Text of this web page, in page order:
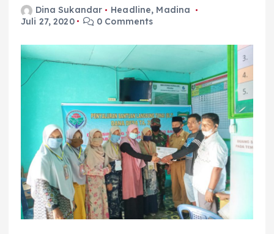
Dina Sukandar Headline, Madina
Juli 27, 2020
0 Comments